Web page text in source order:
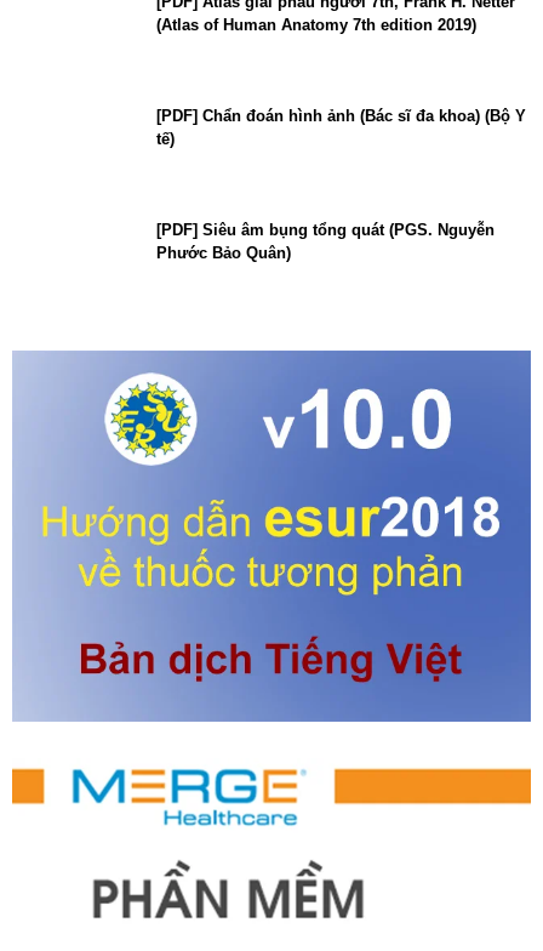
(Atlas of Human Anatomy 7th edition 2019)
[PDF] Chẩn đoán hình ảnh (Bác sĩ đa khoa) (Bộ Y
tế)
[PDF] Siêu âm bụng tổng quát (PGS. Nguyễn
Phước Bảo Quân)